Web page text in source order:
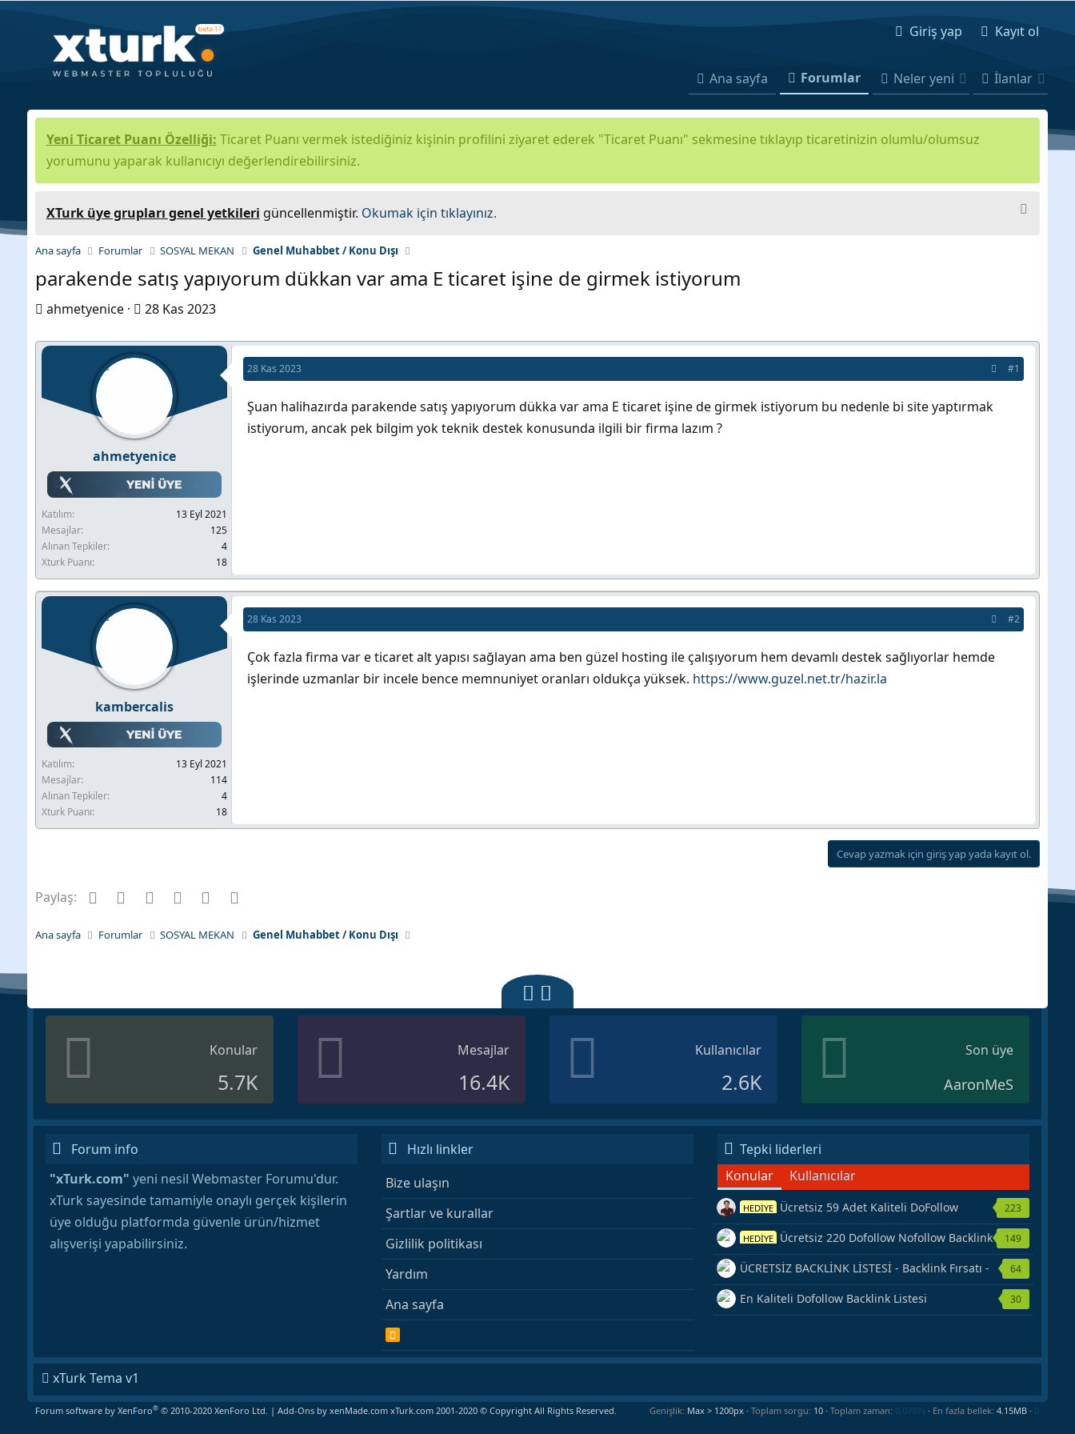
Giriş yap Kayıt ol
Ana sayfa Forumlar Neler yeni İlanlar
Yeni Ticaret Puanı Özelliği: Ticaret Puanı vermek istediğiniz kişinin profilini ziyaret ederek "Ticaret Puanı" sekmesine tıklayıp ticaretinizin olumlu/olumsuz
yorumunu yaparak kullanıcıyı değerlendirebilirsiniz.
XTurk üye grupları genel yetkileri güncellenmiştir. Okumak için tıklayınız.
Ana sayfa Forumlar SOSYAL MEKAN Genel Muhabbet / Konu Dışı
parakende satış yapıyorum dükkan var ama E ticaret işine de girmek istiyorum
K
n
u
a
ş
l
a
t
a
ahmetyenice
B
ş
g
ı
ç
t
h
i
28 Kas 2023
ahmetyenice
Katılım
13 Eyl 2021
Mesajlar
125
Alınan Tepkiler
4
Xturk Puanı
18
28 Kas 2023 #1
Şuan halihazırda parakende satış yapıyorum dükka var ama E ticaret işine de girmek istiyorum bu nedenle bi site yaptırmak
istiyorum, ancak pek bilgim yok teknik destek konusunda ilgili bir firma lazım ?
kambercalis
Katılım
13 Eyl 2021
Mesajlar
114
Alınan Tepkiler
4
Xturk Puanı
18
28 Kas 2023 #2
Çok fazla firma var e ticaret alt yapısı sağlayan ama ben güzel hosting ile çalışıyorum hem devamlı destek sağlıyorlar hemde
işlerinde uzmanlar bir incele bence memnuniyet oranları oldukça yüksek. https://www.guzel.net.tr/hazir.la
Cevap yazmak için giriş yap yada kayıt ol.
Paylaş: Facebook
TwitterPinterest
TumblrWhatsApp
Ana sayfa Forumlar SOSYAL MEKAN Genel Muhabbet / Konu Dışı
Konular
5.7K
Mesajlar
16.4K
Kullanıcılar
2.6K
Son üye
AaronMeS
Forum info
"xTurk.com" yeni nesil Webmaster Forumu'dur.
xTurk sayesinde tamamiyle onaylı gerçek kişilerin
üye olduğu platformda güvenle ürün/hizmet
alışverişi yapabilirsiniz.
Hızlı linkler
Bize ulaşın
Şartlar ve kurallar
Gizlilik politikası
Yardım
Ana sayfa
R
S
S
Tepki liderleri
Konular
Kullanıcılar
HEDİYE Ücretsiz 59 Adet Kaliteli DoFollow
Backlink Kaynağı Veriyorum.
223
HEDİYE Ücretsiz 220 Dofollow Nofollow Backlink
Veriyorum
149
ÜCRETSİZ BACKLİNK LİSTESİ - Backlink Fırsatı -
Hemen Yetiş!
64
En Kaliteli Dofollow Backlink Listesi 30
xTurk Tema v1
Forum software by XenForo® © 2010-2020 XenForo Ltd. | Add-Onsby xenMade.com xTurk.com 2001-2020 © Copyright All Rights Reserved. Genişlik Toplam sorgu 10 Toplam zaman 0.0797s En fazla bellek 4.15MB